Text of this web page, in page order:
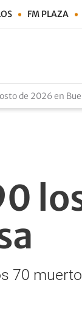
FM PLAZA
de 2026 en
70